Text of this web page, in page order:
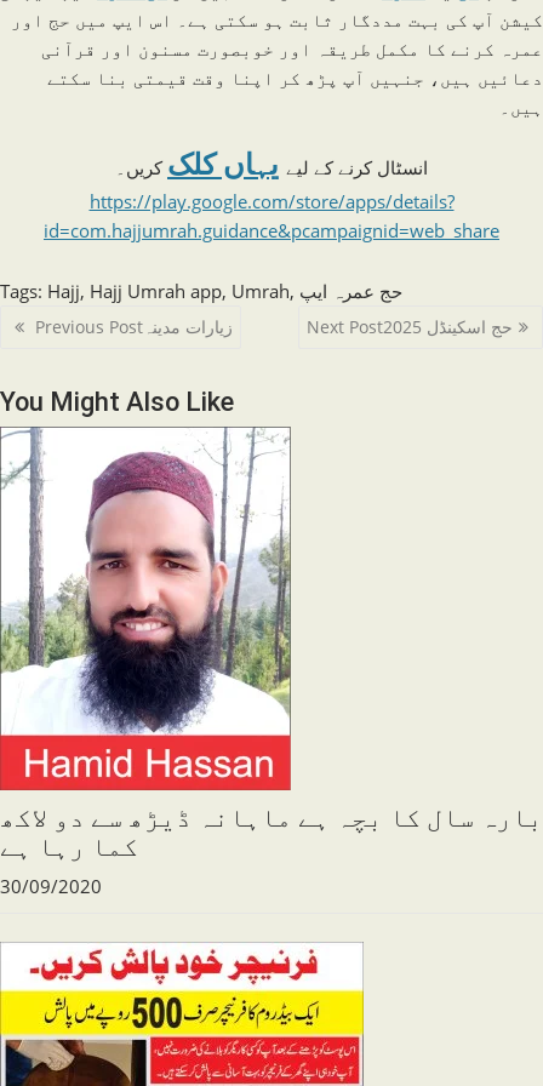
کیشن آپ کی بہت مددگار ثابت ہو سکتی ہے۔ اس ایپ میں حج اور
عمرہ کرنے کا مکمل طریقہ اور خوبصورت مسنون اور قرآنی
دعائیں ہیں، جنہیں آپ پڑھ کر اپنا وقت قیمتی بنا سکتے
ہیں۔
انسٹال کرنے کے لیے یہاں کلک کریں۔
https://play.google.com/store/apps/details?
id=com.hajjumrah.guidance&pcampaignid=web_share
Tags: Hajj, Hajj Umrah app, Umrah, حج عمرہ ایپ
Read
articles
Previous Post زیارات مدینہ Next Post حج اسکینڈل 2025
You Might Also Like
بارہ سال کا بچہ ہے ماہانہ ڈیڑھ سے دو لاکھ
کما رہا ہے
30/09/2020